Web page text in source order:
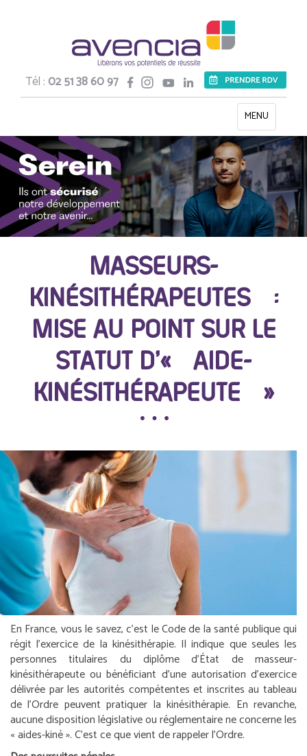
Tél :02 51 38 60 97
Toggle
navigation
MENU
MASSEURS-
KINÉSITHÉRAPEUTES :
MISE AU POINT SUR LE
STATUT D’« AIDE-
KINÉSITHÉRAPEUTE »
En France, vous le savez, c’est le Code de la santé publique qui
régit l’exercice de la kinésithérapie. Il indique que seules les
personnes titulaires du diplôme d’État de masseur-
kinésithérapeute ou bénéficiant d’une autorisation d’exercice
délivrée par les autorités compétentes et inscrites au tableau
de l’Ordre peuvent pratiquer la kinésithérapie. En revanche,
aucune disposition législative ou réglementaire ne concerne les
« aides-kiné ». C’est ce que vient de rappeler l’Ordre.